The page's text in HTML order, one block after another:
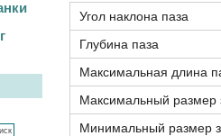
Угол наклона паза
Глубина паза
Максимальная длина
Максимальный размер
Минимальный размер